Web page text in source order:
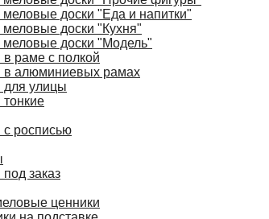
доски "Еда и напитки"
доски "Кухня"
доски "Модель"
раме с полкой
в алюминиевых рамах
для улицы
росписью
заказ
ценники